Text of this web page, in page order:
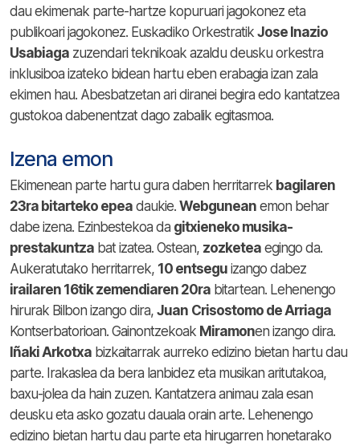
dau ekimenak parte-hartze kopuruari jagokonez eta
publikoari jagokonez. Euskadiko Orkestratik Jose Inazio
Usabiaga zuzendari teknikoak azaldu deusku orkestra
inklusiboa izateko bidean hartu eben erabagia izan zala
ekimen hau. Abesbatzetan ari diranei begira edo kantatzea
gustokoa dabenentzat dago zabalik egitasmoa.
Izena emon
Ekimenean parte hartu gura daben herritarrek bagilaren
23ra bitarteko epea daukie. Webgunean emon behar
dabe izena. Ezinbestekoa da gitxieneko musika-
prestakuntza bat izatea. Ostean, zozketea egingo da.
Aukeratutako herritarrek, 10 entsegu izango dabez
irailaren 16tik zemendiaren 20ra bitartean. Lehenengo
hirurak Bilbon izango dira, Juan Crisostomo de Arriaga
Kontserbatorioan. Gainontzekoak Miramonen izango dira.
Iñaki Arkotxa bizkaitarrak aurreko edizino bietan hartu dau
parte. Irakaslea da bera lanbidez eta musikan aritutakoa,
baxu-jolea da hain zuzen. Kantatzera animau zala esan
deusku eta asko gozatu dauala orain arte. Lehenengo
edizino bietan hartu dau parte eta hirugarren honetarako